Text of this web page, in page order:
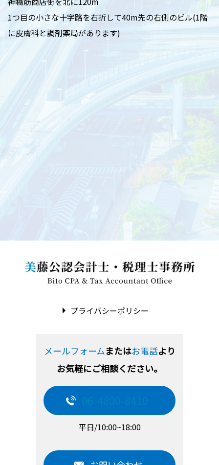
1つ目の小さな十字路を右折して40m先の右側のビル(1階
に皮膚科と調剤薬局があります)
プライバシーポリシー
メールフォームまたはお電話より
お気軽にご相談ください。
平日/10:00~18:00